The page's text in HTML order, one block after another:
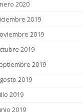
2020
2019
2019
2019
2019
2019
2019
2019